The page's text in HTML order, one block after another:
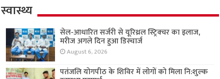
स्वास्थ्य
सेल-आधारित सर्जरी से यूरिथ्रल स्ट्रिक्चर का इलाज,
मरीज अगले दिन हुआ डिस्चार्ज
August 6, 2026
पतंजलि योगपीठ के शिविर में लोगों को मिला नि:शुल्क